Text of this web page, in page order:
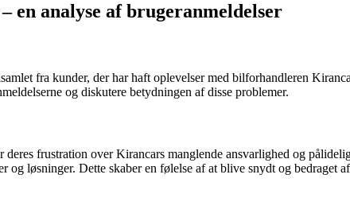
analyse af brugeranmeldelser
fra kunder, der har haft oplevelser med bilforhandleren
og diskutere betydningen af ​​disse problemer.
deres frustration over Kirancars manglende ansvarlighed og
og løsninger. Dette skaber en følelse af at blive snydt og bedraget